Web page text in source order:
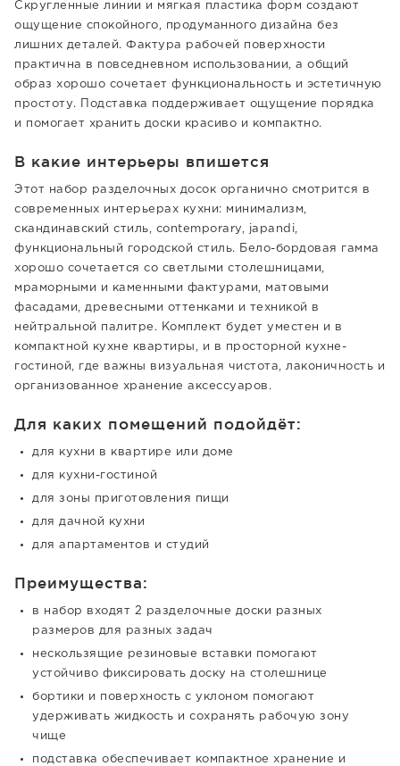
Скругленные линии и мягкая пластика форм создают
ощущение спокойного, продуманного дизайна без
лишних деталей. Фактура рабочей поверхности
практична в повседневном использовании, а общий
образ хорошо сочетает функциональность и эстетичную
простоту. Подставка поддерживает ощущение порядка
и помогает хранить доски красиво и компактно.
В какие интерьеры впишется
Этот набор разделочных досок органично смотрится в
современных интерьерах кухни: минимализм,
скандинавский стиль, contemporary, japandi,
функциональный городской стиль. Бело-бордовая гамма
хорошо сочетается со светлыми столешницами,
мраморными и каменными фактурами, матовыми
фасадами, древесными оттенками и техникой в
нейтральной палитре. Комплект будет уместен и в
компактной кухне квартиры, и в просторной кухне-
гостиной, где важны визуальная чистота, лаконичность и
организованное хранение аксессуаров.
Для каких помещений подойдёт:
для кухни в квартире или доме
для кухни-гостиной
для зоны приготовления пищи
для дачной кухни
для апартаментов и студий
Преимущества:
в набор входят 2 разделочные доски разных
размеров для разных задач
нескользящие резиновые вставки помогают
устойчиво фиксировать доску на столешнице
бортики и поверхность с уклоном помогают
удерживать жидкость и сохранять рабочую зону
чище
подставка обеспечивает компактное хранение и